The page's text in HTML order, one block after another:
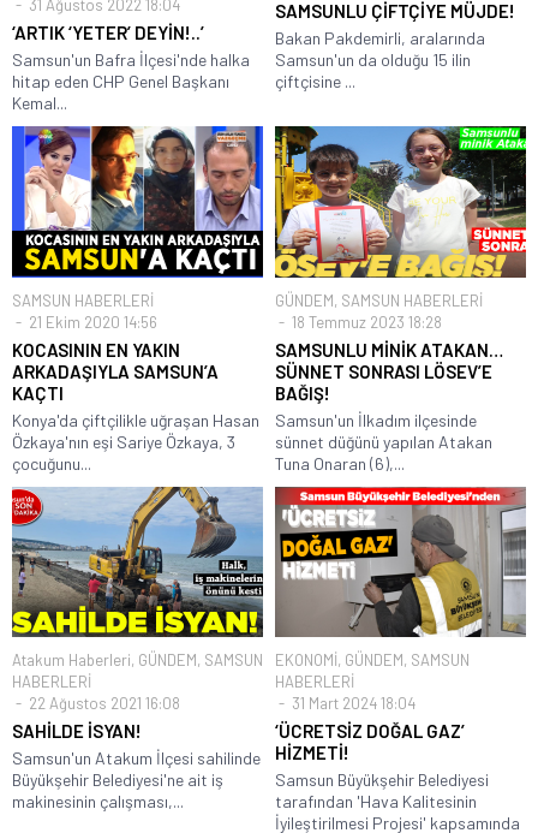
31 Ağustos 2022 18:04
‘ARTIK ‘YETER’ DEYİN!..’
Samsun'un Bafra İlçesi'nde halka
hitap eden CHP Genel Başkanı
Kemal...
SAMSUNLU ÇİFTÇİYE MÜJDE!
Bakan Pakdemirli, aralarında
Samsun'un da olduğu 15 ilin
çiftçisine ...
SAMSUN HABERLERİ
21 Ekim 2020 14:56
KOCASININ EN YAKIN
ARKADAŞIYLA SAMSUN’A
KAÇTI
Konya'da çiftçilikle uğraşan Hasan
Özkaya'nın eşi Sariye Özkaya, 3
çocuğunu...
GÜNDEM, SAMSUN HABERLERİ
18 Temmuz 2023 18:28
SAMSUNLU MİNİK ATAKAN…
SÜNNET SONRASI LÖSEV’E
BAĞIŞ!
Samsun'un İlkadım ilçesinde
sünnet düğünü yapılan Atakan
Tuna Onaran (6),...
Atakum Haberleri, GÜNDEM, SAMSUN
HABERLERİ
22 Ağustos 2021 16:08
SAHİLDE İSYAN!
Samsun'un Atakum İlçesi sahilinde
Büyükşehir Belediyesi'ne ait iş
makinesinin çalışması,...
EKONOMİ, GÜNDEM, SAMSUN
HABERLERİ
31 Mart 2024 18:04
‘ÜCRETSİZ DOĞAL GAZ’
HİZMETİ!
Samsun Büyükşehir Belediyesi
tarafından 'Hava Kalitesinin
İyileştirilmesi Projesi' kapsamında